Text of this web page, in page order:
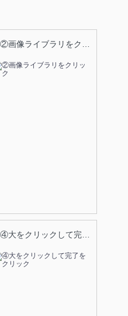
②画像ライブラリをクリック
④大をクリックして完了をクリック